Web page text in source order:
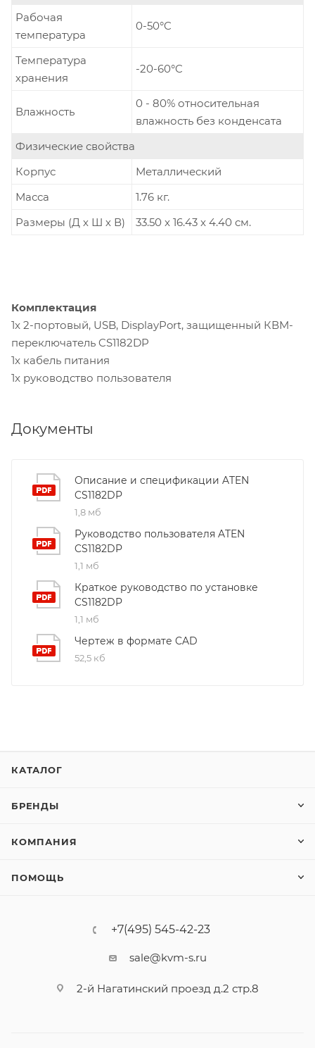
Рабочая
температура
0-50°C
Температура
хранения
-20-60°C
Влажность
0 - 80% относительная
влажность без конденсата
Физические свойства
Корпус
Металлический
Масса
1.76 кг.
Размеры (Д х Ш х В)
33.50 x 16.43 x 4.40 см.
Комплектация
1x 2-портовый, USB, DisplayPort, защищенный КВМ-
переключатель CS1182DP
1x кабель питания
1x руководство пользователя
Документы
Описание и спецификации ATEN
CS1182DP
1,8 мб
Руководство пользователя ATEN
CS1182DP
1,1 мб
Краткое руководство по установке
CS1182DP
1,1 мб
Чертеж в формате CAD
52,5 кб
КАТАЛОГ
БРЕНДЫ
КОМПАНИЯ
ПОМОЩЬ
+7(495) 545-42-23
sale@kvm-s.ru
2-й Нагатинский проезд д.2 стр.8